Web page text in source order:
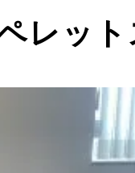
ペ
住
ペ
近
厳寒の
レッ